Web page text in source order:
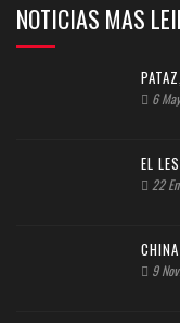
NOTICIAS MAS
6
EL
22
9